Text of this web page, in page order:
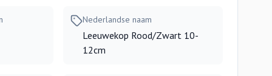
Nederlandse naam
Leeuwekop Rood/Zwart 10-
12cm